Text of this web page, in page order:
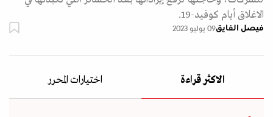
الاغلاق أيام كوفيد-19.
فيصل الفايق09 يوليو 2023
الاكثر قراءة اختيارات المحرر